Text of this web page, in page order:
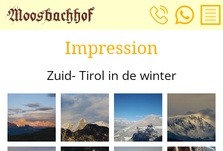
Impression
Zuid- Tirol in de winter